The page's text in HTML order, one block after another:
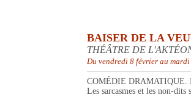
BAISER DE LA
THÉÂTRE DE
Du vendredi 8 février au
COMÉDIE DRAMATIQUE.
Les sarcasmes et les non-